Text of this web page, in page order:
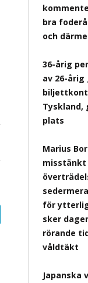
bra
och
36-årig
av 26-årig
Tyskland,
plats
Marius
misstänkt
för
sker
rörande
våldtäkt
Japanska